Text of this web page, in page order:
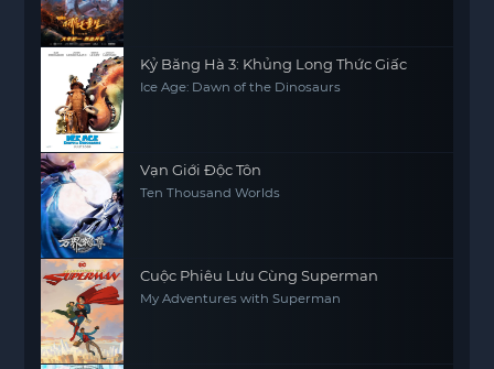
Kỷ Băng Hà 3: Khủng Long Thức Giấc
Ice Age: Dawn of the Dinosaurs
Vạn Giới Độc Tôn
Ten Thousand Worlds
Cuộc Phiêu Lưu Cùng Superman
My Adventures with Superman